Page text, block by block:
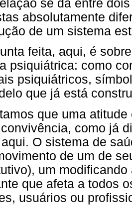
se dá entre
absolutamente
de um sistema
feita, aqui, é
psiquiátrica: como
psiquiátricos,
que já está
que uma
como já
O sistema de
de um de
um
que afeta a todos
usuários ou